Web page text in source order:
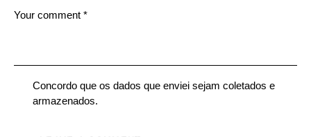
Concordo que os dados que enviei sejam coletados e
armazenados.